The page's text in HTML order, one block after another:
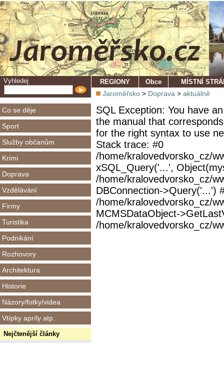
Vyhledej
Co se děje
Sport
Služby občanům
Krimi
Doprava
Vzdělávání
Firmy
Turistika
Podnikání
Rozhovory
Architektura
Historie
Názory/fotky/videa
Vtípky apríly atp.
Nejčtenější články
REGIONY Obce MÍSTNÍ
Jaroměřsko > Doprava > aktuálně
SQL Exception: You have
the manual that
for the right syntax to use
Stack trace: #0
/home/kralovedvorsko_cz/
xSQL_Query('...',
/home/kralovedvorsko_cz/
DBConnection->Query('...')
/home/kralovedvorsko_cz/
MCMSDataObject-
/home/kralovedvorsko_cz/